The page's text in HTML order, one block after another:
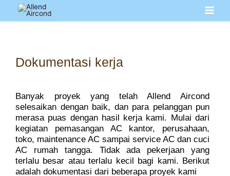
Dokumentasi kerja
Banyak proyek yang telah Allend Aircond
selesaikan dengan baik, dan para pelanggan pun
merasa puas dengan hasil kerja kami. Mulai dari
kegiatan pemasangan AC kantor, perusahaan,
toko, maintenance AC sampai service AC dan cuci
AC rumah tangga. Tidak ada pekerjaan yang
terlalu besar atau terlalu kecil bagi kami. Berikut
adalah dokumentasi dari beberapa proyek kami